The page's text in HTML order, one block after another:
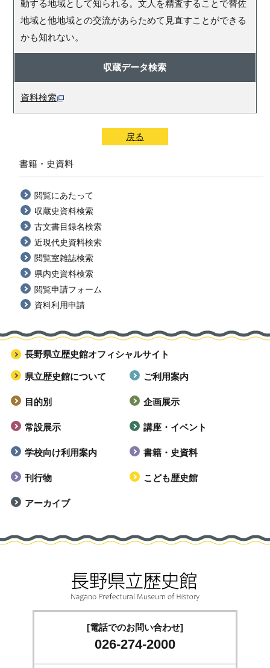
動する地域として知られる。文人を精査することで替佐
地域と他地域との交流があらためて見直すことができる
かも知れない。
収蔵データ検索
資料検索
戻る
書籍・史資料
閲覧にあたって
収蔵史資料検索
古文書目録名検索
近現代史資料検索
閲覧室雑誌検索
県内史資料検索
閲覧申請フォーム
資料利用申請
長野県立歴史館オフィシャルサイト
県立歴史館について ご利用案内
目的別 企画展示
常設展示 講座・イベント
学校向け利用案内 書籍・史資料
刊行物 こども歴史館
アーカイブ
[電話でのお問い合わせ]
026-274-2000